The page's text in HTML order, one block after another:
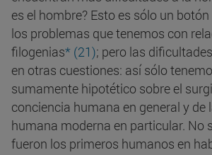
es el hombre? Esto es sólo un
los problemas que tenemos con
filogenias* (21); pero las
en otras cuestiones: así sólo
sumamente hipotético sobre el
conciencia humana en general y de
humana moderna en particular. No
fueron los primeros humanos en